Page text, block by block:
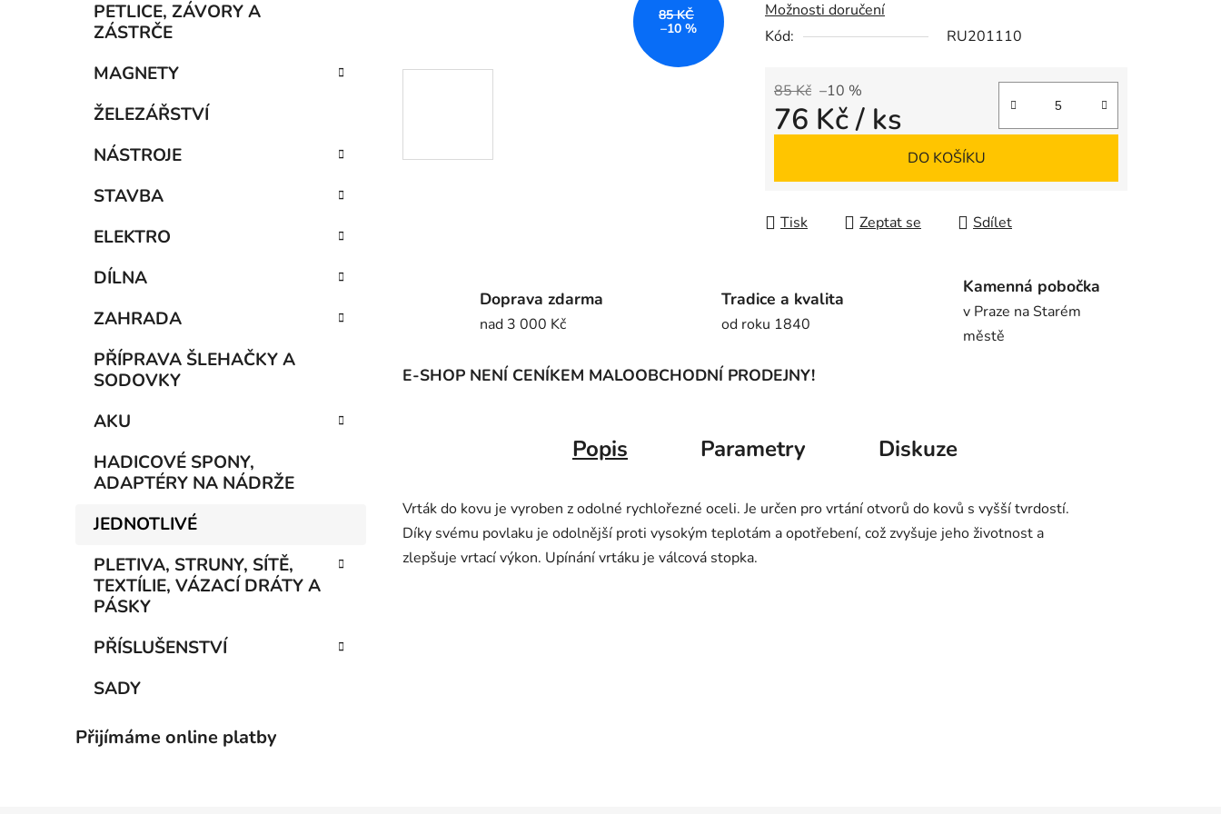
PETLICE, ZÁVORY A
ZÁSTRČE
MAGNETY
ŽELEZÁŘSTVÍ
NÁSTROJE
STAVBA
ELEKTRO
DÍLNA
ZAHRADA
PŘÍPRAVA ŠLEHAČKY A
SODOVKY
AKU
HADICOVÉ SPONY,
ADAPTÉRY NA NÁDRŽE
JEDNOTLIVÉ
PLETIVA, STRUNY, SÍTĚ,
TEXTÍLIE, VÁZACÍ DRÁTY A
PÁSKY
PŘÍSLUŠENSTVÍ
SADY
Přijímáme online platby
z
5
Možnosti doručení
Kód:
RU201110
85 Kč –10 %
76 Kč/ ks
DO KOŠÍKU
Tisk Zeptat se Sdílet
85 KČ
–10 %
Doprava zdarma
nad 3 000 Kč
Tradice a kvalita
od roku 1840
Kamenná pobočka
v Praze na Starém
městě
E-SHOP NENÍ CENÍKEM MALOOBCHODNÍ PRODEJNY!
Popis Parametry Diskuze
Vrták do kovu je vyroben z odolné rychlořezné oceli. Je určen pro vrtání otvorů do kovů s vyšší tvrdostí.
Díky svému povlaku je odolnější proti vysokým teplotám a opotřebení, což zvyšuje jeho životnost a
zlepšuje vrtací výkon. Upínání vrtáku je válcová stopka.